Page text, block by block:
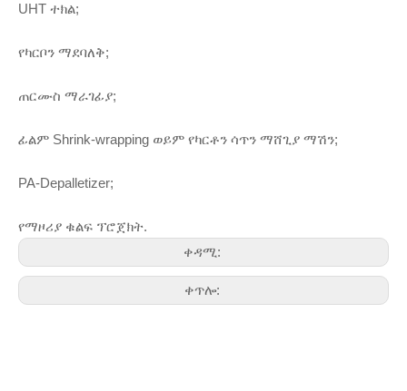
UHT ተክል;
የካርቦን ማደባለቅ;
ጠርሙስ ማራገፊያ;
ፊልም Shrink-wrapping ወይም የካርቶን ሳጥን ማሸጊያ ማሽን;
PA-Depalletizer;
የማዞሪያ ቁልፍ ፕሮጀክት.
ቀዳሚ:
ቀጥሎ: